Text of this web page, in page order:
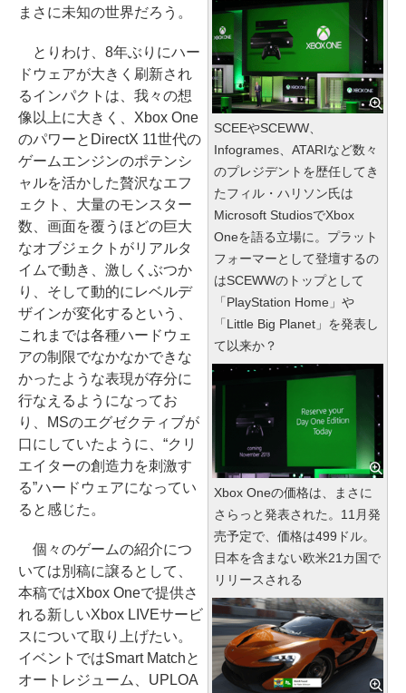
SCEEやSCEWW、
Infogrames、ATARIなど数々
のプレジデントを歴任してき
たフィル・ハリソン氏は
Microsoft StudiosでXbox
Oneを語る立場に。プラット
フォーマーとして登壇するの
はSCEWWのトップとして
「PlayStation Home」や
「Little Big Planet」を発表し
て以来か？
Xbox Oneの価格は、まさに
さらっと発表された。11月発
売予定で、価格は499ドル。
日本を含まない欧米21カ国で
リリースされる
まさに未知の世界だろう。
とりわけ、8年ぶりにハー
ドウェアが大きく刷新され
るインパクトは、我々の想
像以上に大きく、Xbox One
のパワーとDirectX 11世代の
ゲームエンジンのポテンシ
ャルを活かした贅沢なエフ
ェクト、大量のモンスター
数、画面を覆うほどの巨大
なオブジェクトがリアルタ
イムで動き、激しくぶつか
り、そして動的にレベルデ
ザインが変化するという、
これまでは各種ハードウェ
アの制限でなかなかできな
かったような表現が存分に
行なえるようになってお
り、MSのエグゼクティブが
口にしていたように、“クリ
エイターの創造力を刺激す
る”ハードウェアになってい
ると感じた。
個々のゲームの紹介につ
いては別稿に譲るとして、
本稿ではXbox Oneで提供さ
れる新しいXbox LIVEサービ
スについて取り上げたい。
イベントではSmart Matchと
オートレジューム、UPLOA